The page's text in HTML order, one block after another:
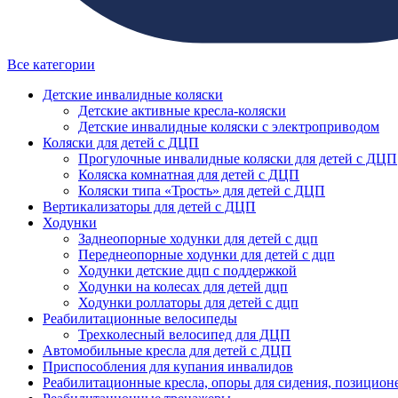
Все категории
Детские инвалидные коляски
Детские активные кресла-коляски
Детские инвалидные коляски с электроприводом
Коляски для детей с ДЦП
Прогулочные инвалидные коляски для детей с ДЦП
Коляска комнатная для детей с ДЦП
Коляски типа «Трость» для детей с ДЦП
Вертикализаторы для детей с ДЦП
Ходунки
Заднеопорные ходунки для детей с дцп
Переднеопорные ходунки для детей с дцп
Ходунки детские дцп с поддержкой
Ходунки на колесах для детей дцп
Ходунки роллаторы для детей с дцп
Реабилитационные велосипеды
Трехколесный велосипед для ДЦП
Автомобильные кресла для детей с ДЦП
Приспособления для купания инвалидов
Реабилитационные кресла, опоры для сидения,